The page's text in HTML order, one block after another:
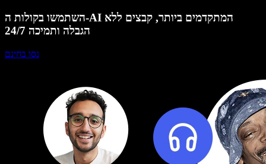
השתמשו בקולות ה-AI המתקדמים ביותר, קבצים ללא
הגבלה ותמיכה 24/7
נסו בחינם